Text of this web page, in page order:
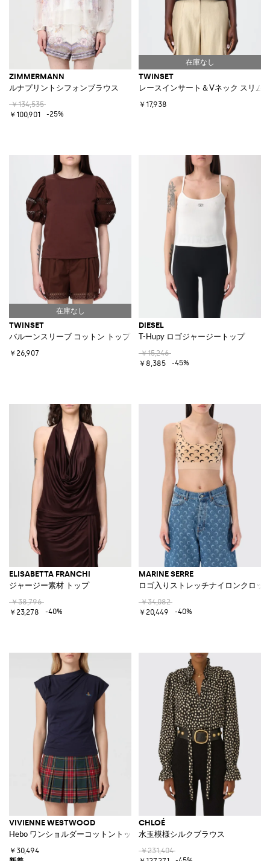
ZIMMERMANN
ルナプリントシフォンブラウス
￥134,535
￥100,901
-25%
TWINSET
レースインサート＆Vネック スリム
￥17,938
TWINSET
バルーンスリーブ コットン トップ
￥26,907
DIESEL
T-Hupy ロゴジャージートップ
￥15,246
￥8,385
-45%
ELISABETTA FRANCHI
ジャージー素材 トップ
￥38,796
￥23,278
-40%
MARINE SERRE
ロゴ入りストレッチナイロンクロッ
￥34,082
￥20,449
-40%
VIVIENNE WESTWOOD
Hebo ワンショルダーコットントップ 刺繍Orbロゴ入り
￥30,494
CHLOÉ
水玉模様シルクブラウス
￥231,404